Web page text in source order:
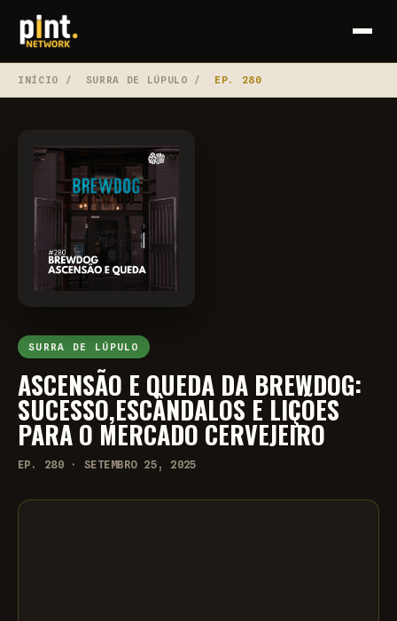
INÍCIO / SURRA DE LÚPULO / EP. 280
SURRA DE LÚPULO
ASCENSÃO E QUEDA DA BREWDOG:
SUCESSO,ESCÂNDALOS E LIÇÕES
PARA O MERCADO CERVEJEIRO
EP. 280 · SETEMBRO 25, 2025